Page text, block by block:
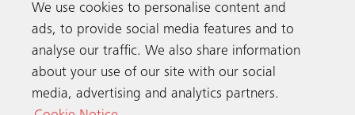
Get in touch
We use cookies to personalise content and
ads, to provide social media features and to
analyse our traffic. We also share information
about your use of our site with our social
media, advertising and analytics partners.